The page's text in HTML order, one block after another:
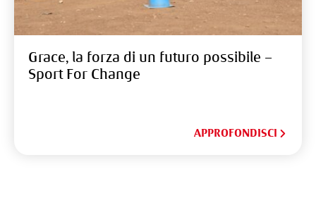
Grace, la forza di un futuro possibile –
Sport For Change
APPROFONDISCI